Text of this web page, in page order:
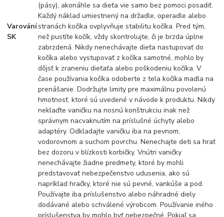
Varování
SK
(pásy), akonáhle sa dieťa vie samo bez pomoci posadiť.
Každý náklad umiestnený na držadle, operadle alebo
stranách kočíka ovplyvňuje stabilitu kočíka. Pred tým,
než pustíte kočík, vždy skontrolujte, či je brzda úplne
zabrzdená. Nikdy nenechávajte dieťa nastupovať do
kočíka alebo vystupovať z kočíka samotné, mohlo by
dôjsť k zraneniu dieťaťa alebo poškodeniu kočíka. V
čase používania kočíka odoberte z tela kočíka madla na
prenášanie. Dodržujte limity pre maximálnu povolenú
hmotnosť, ktoré sú uvedené v návode k produktu. Nikdy
neklaďte vaničku na nosnú konštrukciu inak než
správnym nacvaknutím na príslušné úchyty alebo
adaptéry. Odkladajte vaničku iba na pevnom,
vodorovnom a suchom povrchu. Nenechajte deti sa hrať
bez dozoru v blízkosti korbičky. Vnútri vaničky
nenechávajte žiadne predmety, ktoré by mohli
predstavovať nebezpečenstvo udusenia, ako sú
napríklad hračky, ktoré nie sú pevné, vankúše a pod.
Používajte iba príslušenstvo alebo náhradné diely
dodávané alebo schválené výrobcom. Používanie iného